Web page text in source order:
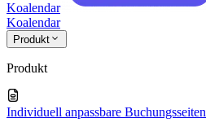
Koalendar
Koalendar
Produkt
Produkt
Individuell anpassbare Buchungsseiten